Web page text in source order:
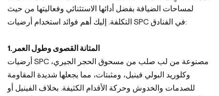
لمساحات الضيافة بفضل أدائها الاستثنائي وفعاليتها من حيث
التكلفة. إليك أهم فوائد استخدام أرضيات SPC في الفنادق:
1. المتانة القصوى وطول العمر
أرضيات SPC مصنوعة من لب صلب من مسحوق الحجر الجيري،
وكلوريد البولي فينيل، ومثبتات، مما يجعلها شديدة المقاومة
للصدمات والخدوش وحركة الأقدام الكثيفة. بخلاف الفينيل أو